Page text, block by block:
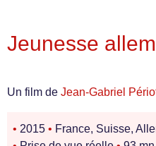
Jeunesse
Un film de Jean-Gabriel
• 2015 • France, Suisse,